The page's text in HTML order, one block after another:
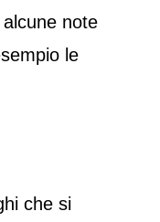
note
le
che si